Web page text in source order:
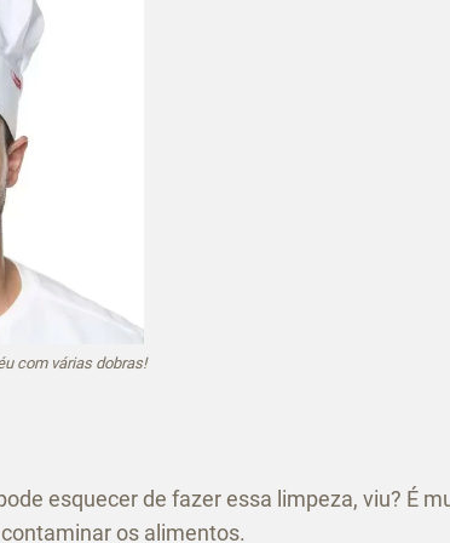
com várias dobras!
esquecer de fazer essa limpeza, viu? É
os alimentos.